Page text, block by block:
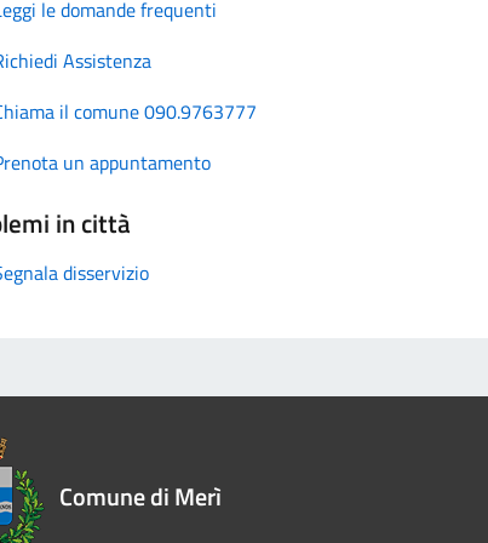
le domande frequenti
Assistenza
il comune 090.9763777
un appuntamento
in città
disservizio
Comune di Merì